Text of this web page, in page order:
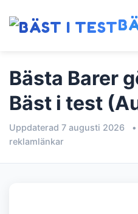
Bästa Barer
Bäst i test
Uppdaterad 7 augusti 2026 •
reklamlänkar